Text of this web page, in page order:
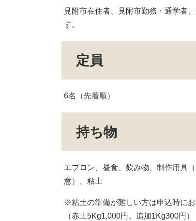
見附市在住者、見附市勤務・通学者
す。
定員
6名（先着順）
持ち物
エプロン、昼食、飲み物、制作用具
意）、粘土
※粘土の準備が難しい方は申込時に
（赤土5Kg1,000円。追加1Kg300円）